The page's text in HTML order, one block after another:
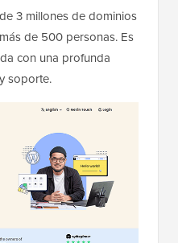
3 millones de dominios
de 500 personas. Es
con una profunda
soporte.